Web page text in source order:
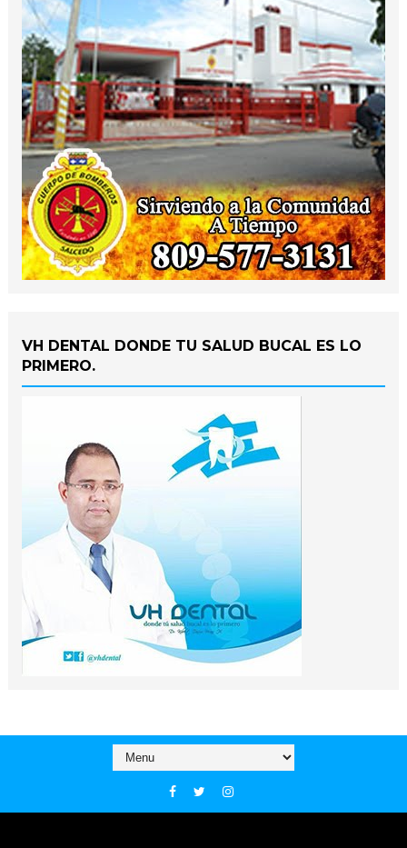
VH DENTAL DONDE TU SALUD BUCAL ES LO
PRIMERO.